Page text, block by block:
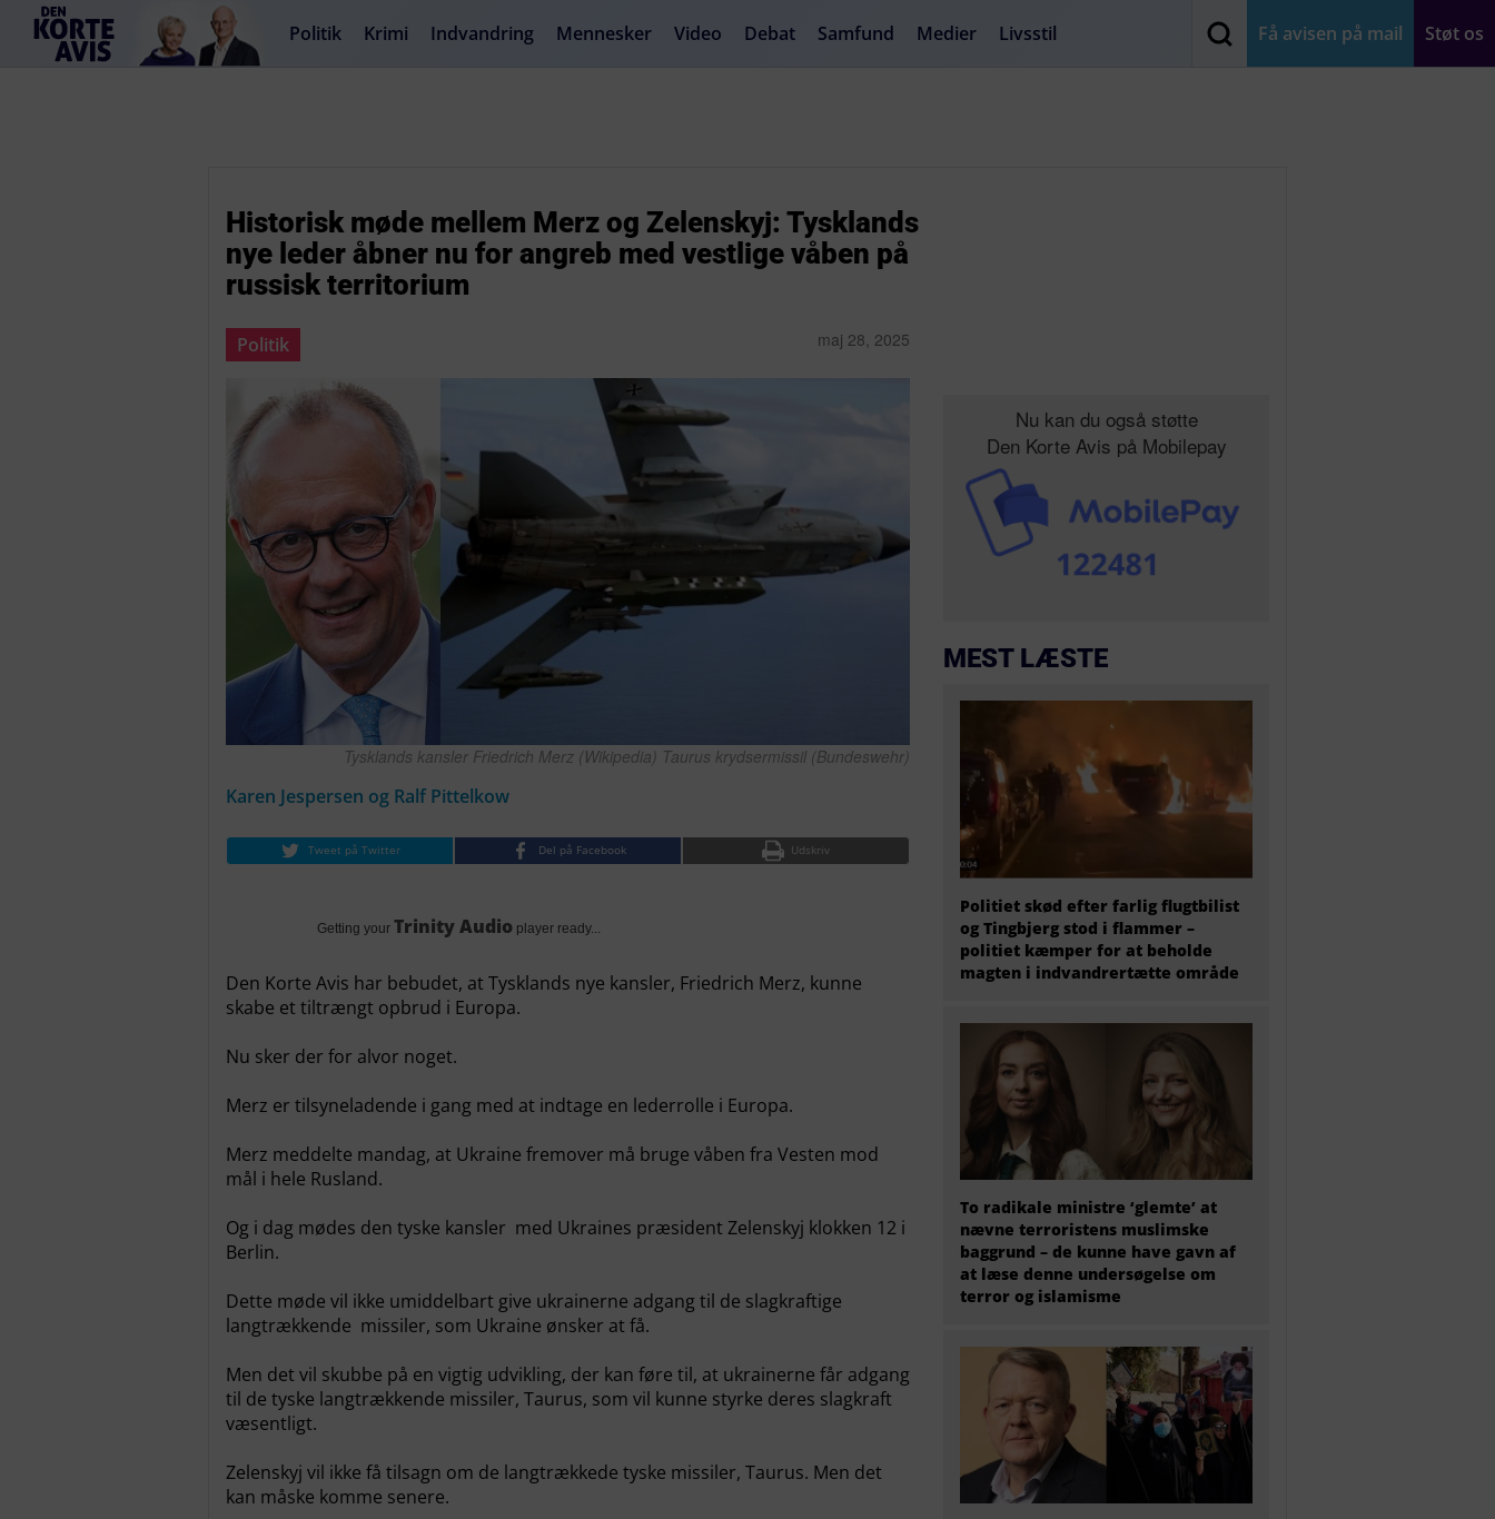
Få avisen på mail Støt os
Politik Krimi Indvandring Mennesker Video Debat Samfund Medier Livsstil
Historisk møde mellem Merz og Zelenskyj: Tysklands
nye leder åbner nu for angreb med vestlige våben på
russisk territorium
Politik maj 28, 2025
Tysklands kansler Friedrich Merz (Wikipedia) Taurus krydsermissil (Bundeswehr)
Karen Jespersen og Ralf Pittelkow
Tweet på Twitter Del på Facebook Udskriv
Getting your Trinity Audio player ready...
Den Korte Avis har bebudet, at Tysklands nye kansler, Friedrich Merz, kunne
skabe et tiltrængt opbrud i Europa.
Nu sker der for alvor noget.
Merz er tilsyneladende i gang med at indtage en lederrolle i Europa.
Merz meddelte mandag, at Ukraine fremover må bruge våben fra Vesten mod
mål i hele Rusland.
Og i dag mødes den tyske kansler med Ukraines præsident Zelenskyj klokken 12 i
Berlin.
Dette møde vil ikke umiddelbart give ukrainerne adgang til de slagkraftige
langtrækkende missiler, som Ukraine ønsker at få.
Men det vil skubbe på en vigtig udvikling, der kan føre til, at ukrainerne får adgang
til de tyske langtrækkende missiler, Taurus, som vil kunne styrke deres slagkraft
væsentligt.
Zelenskyj vil ikke få tilsagn om de langtrækkede tyske missiler, Taurus. Men det
kan måske komme senere.
Nu kan du også støtte
Den Korte Avis på Mobilepay
MEST LÆSTE
Politiet skød efter farlig flugtbilist
og Tingbjerg stod i flammer –
politiet kæmper for at beholde
magten i indvandrertætte område
To radikale ministre ‘glemte’ at
nævne terroristens muslimske
baggrund – de kunne have gavn af
at læse denne undersøgelse om
terror og islamisme